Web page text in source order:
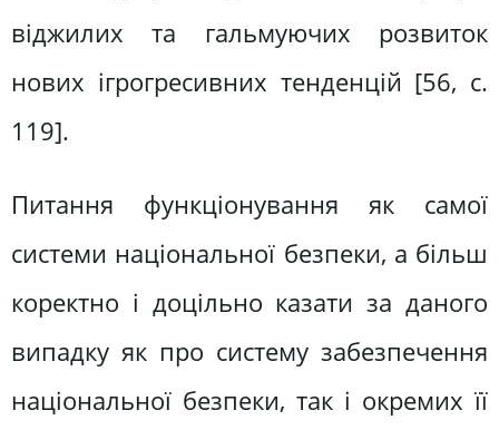
віджилих та гальмуючих розвиток
нових ігрогресивних тенденцій [56, с.
119].
Питання функціонування як самої
системи національної безпеки, а більш
коректно і доцільно казати за даного
випадку як про систему забезпечення
національної безпеки, так і окремих її